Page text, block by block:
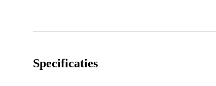
Specificaties